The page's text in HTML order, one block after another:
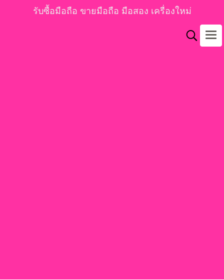
รับซื้อมือถือ ขายมือถือ มือสอง เครื่องใหม่